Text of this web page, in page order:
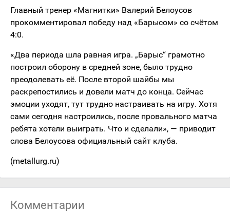
Главный тренер «Магнитки» Валерий Белоусов
прокомментировал победу над «Барысом» со счётом
4:0.
«Два периода шла равная игра. „Барыс“ грамотно
построил оборону в средней зоне, было трудно
преодолевать её. После второй шайбы мы
раскрепостились и довели матч до конца. Сейчас
эмоции уходят, тут трудно настраивать на игру. Хотя
сами сегодня настроились, после провального матча
ребята хотели выиграть. Что и сделали», — приводит
слова Белоусова официальный сайт клуба.
(metallurg.ru)
Комментарии